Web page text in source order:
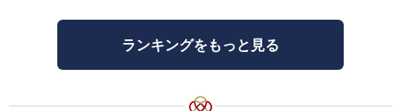
ランキングをもっと見る